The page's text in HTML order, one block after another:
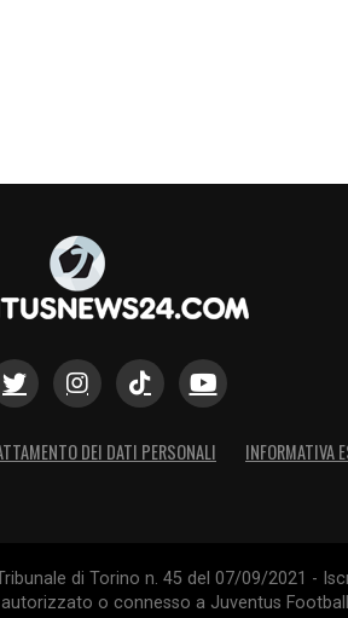
DEI DATI PERSONALI INFORMATIVA
di Torino n. 45 del 07/09/2021 -
o connesso a Juventus